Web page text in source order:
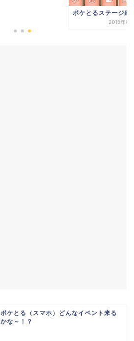
ポケとるステージ紹
2015年8
ポケとる（スマホ）どんなイベント来る
かな～！？